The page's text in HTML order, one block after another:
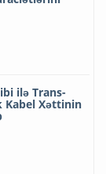
ilə Trans-
Kabel Xəttinin